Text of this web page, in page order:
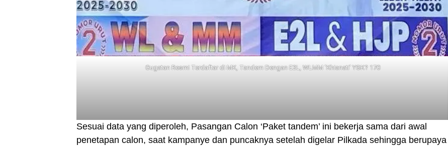
Gugatan Resmi Terdaftar di MK, Tandem Dengan E2L, WLMM 'Khianati' YSK? 170
Sesuai data yang diperoleh, Pasangan Calon ‘Paket tandem’ ini bekerja sama dari awal
penetapan calon, saat kampanye dan puncaknya setelah digelar Pilkada sehingga berupaya